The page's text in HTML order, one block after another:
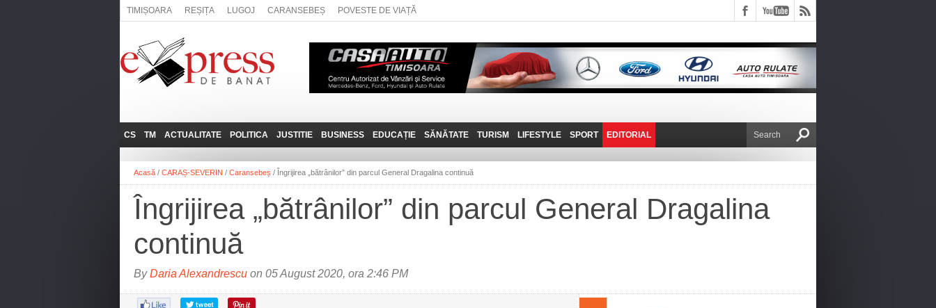
TIMIȘOARA REȘIȚA LUGOJ CARANSEBEȘ POVESTE DE VIAȚĂ
CS
REȘIȚA
CARANSEBEȘ
ANINA
BĂILE HERCULANE
BOCŞA
ORAVIȚA
OȚELU ROŞU
TM
LUGOJ
TIMIȘOARA
ACTUALITATE
ADMINISTRATIE
NAȚIONAL
SOCIAL
UTILE
POLITICA
EXPRESSLIVE
INTERVIURILE
JUSTITIE BUSINESS
JOB-URI
TEHNIT
EDUCAȚIE SĂNĂTATE TURISM
PRIN MUNȚII
FANTASTICUL BANAT
LIFESTYLE
POVESTE DE VIAȚĂ
SPORT EDITORIAL
DE VICTOR NAFIRU
Acasă / CARAȘ-SEVERIN / Caransebeș / Îngrijirea „bătrânilor” din parcul General Dragalina continuă
Îngrijirea „bătrânilor” din parcul General Dragalina
continuă
ByDaria Alexandrescu on 05 August 2020, ora 2:46 PM